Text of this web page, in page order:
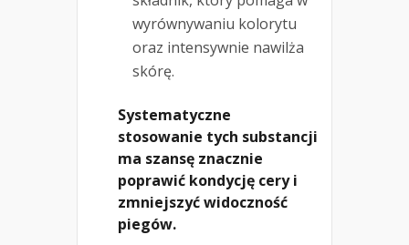
wyrównywaniu kolorytu
oraz intensywnie nawilża
skórę.
Systematyczne
stosowanie tych substancji
ma szansę znacznie
poprawić kondycję cery i
zmniejszyć widoczność
piegów.